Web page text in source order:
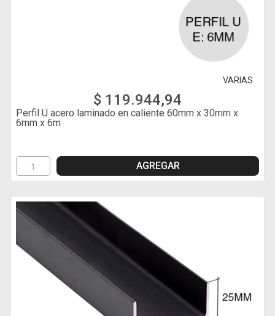
VARIAS
$ 119.944,94
Perfil U acero laminado en caliente 60mm x 30mm x
6mm x 6m
AGREGAR